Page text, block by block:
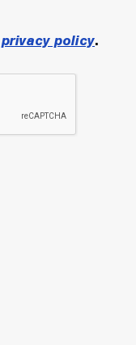
privacy policy.